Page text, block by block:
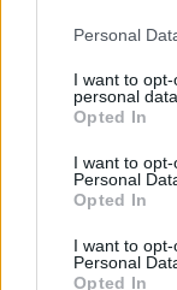
Personal
I want to
personal data.
Opted In
I want to
Personal
Opted In
I want to
Personal
Opted In
Αγωνιστική
Έγκλημα στα
Hellenic
Διάβασε